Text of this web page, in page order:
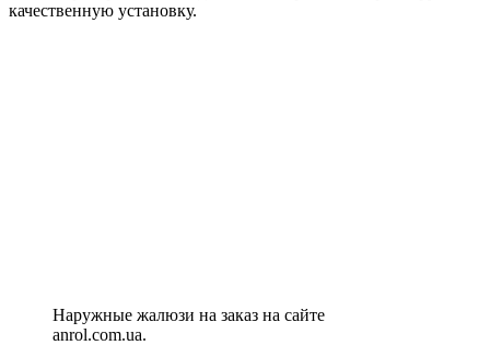
качественную установку.
Наружные жалюзи на заказ на сайте
anrol.com.ua.